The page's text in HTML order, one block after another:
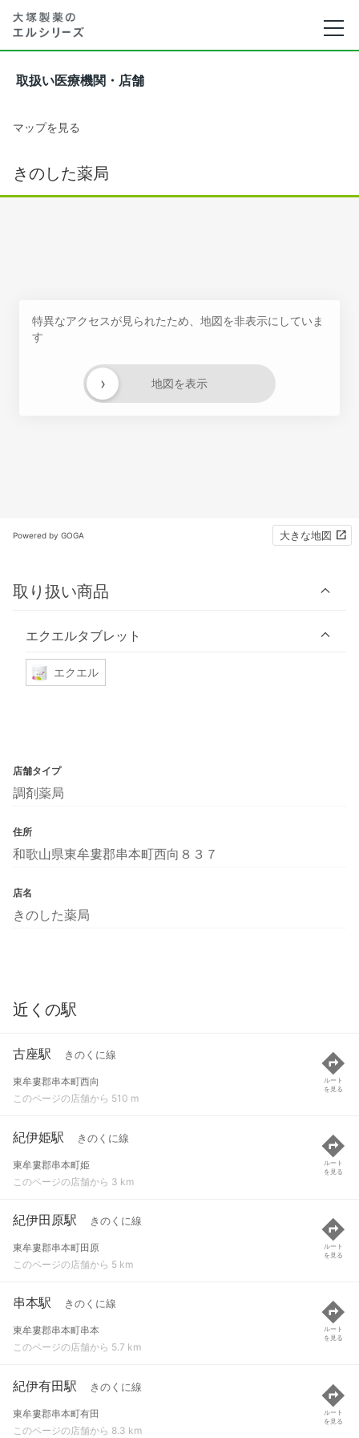
取扱い医療機関・店舗
マップを見る
きのした薬局
特異なアクセスが見られたため、地図を非表示にしていま
す
地図を表示
›
Powered by GOGA 大きな地図
取り扱い商品
エクエルタブレット
エクエル
店舗タイプ
調剤薬局
住所
和歌山県東牟婁郡串本町西向８３７
店名
きのした薬局
近くの駅
古座駅 きのくに線
東牟婁郡串本町西向
このページの店舗から 510 m
ルート
を見る
紀伊姫駅 きのくに線
東牟婁郡串本町姫
このページの店舗から 3 km
ルート
を見る
紀伊田原駅 きのくに線
東牟婁郡串本町田原
このページの店舗から 5 km
ルート
を見る
串本駅 きのくに線
東牟婁郡串本町串本
このページの店舗から 5.7 km
ルート
を見る
紀伊有田駅 きのくに線
東牟婁郡串本町有田
このページの店舗から 8.3 km
ルート
を見る